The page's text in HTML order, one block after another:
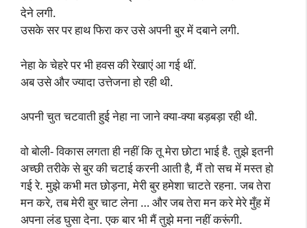
देने लगी.
उसके सर पर हाथ फिरा कर उसे अपनी बुर में दबाने लगी.
नेहा के चेहरे पर भी हवस की रेखाएं आ गई थीं.
अब उसे और ज्यादा उत्तेजना हो रही थी.
अपनी चुत चटवाती हुई नेहा ना जाने क्या-क्या बड़बड़ा रही थी.
वो बोली- विकास लगता ही नहीं कि तू मेरा छोटा भाई है. तुझे इतनी
अच्छी तरीके से बुर की चटाई करनी आती है, मैं तो सच में मस्त हो
गई रे. मुझे कभी मत छोड़ना, मेरी बुर हमेशा चाटते रहना. जब तेरा
मन करे, तब मेरी बुर चाट लेना … और जब तेरा मन करे मेरे मुँह में
अपना लंड घुसा देना. एक बार भी मैं तुझे मना नहीं करूंगी.